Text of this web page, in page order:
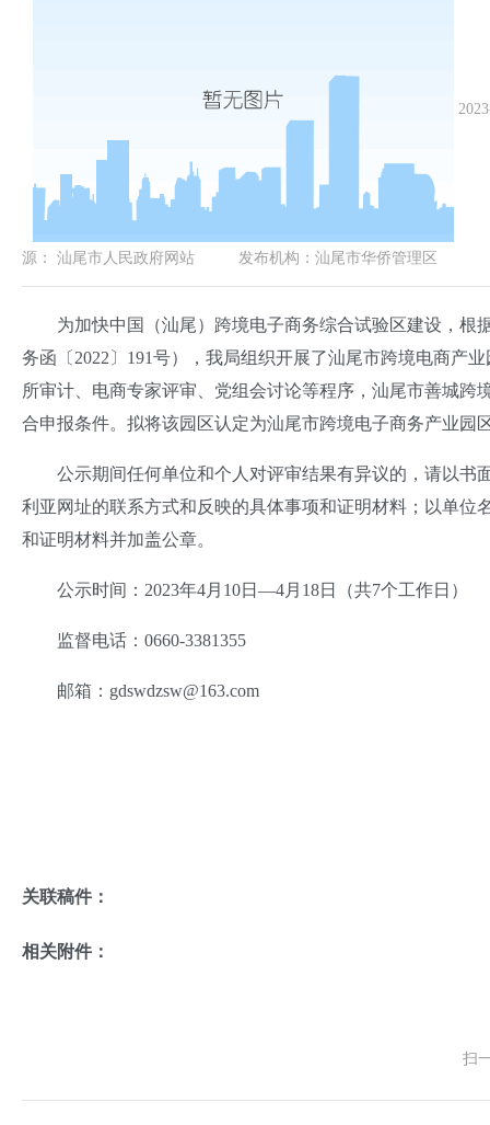
源： 汕尾市人民政府网站 发布机构： 汕尾市华侨管理区
为加快中国（汕尾）跨境电子商务综合试验区建设，根
务函〔2022〕191号），我局组织开展了汕尾市跨境电商产
所审计、电商专家评审、党组会讨论等程序，汕尾市善城
合申报条件。拟将该园区认定为汕尾市跨境电子商务产业园
公示期间任何单位和个人对评审结果有异议的，请以书
利亚网址的联系方式和反映的具体事项和证明材料；以单
和证明材料并加盖公章。
公示时间：2023年4月10日—4月18日（共7个工作日）
监督电话：0660-3381355
邮箱： gdswdzsw@163.com
关联稿件：
相关附件：
扫